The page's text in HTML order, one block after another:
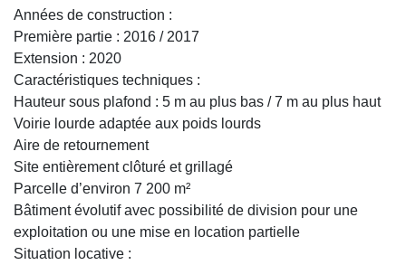
Années de construction :
Première partie : 2016 / 2017
Extension : 2020
Caractéristiques techniques :
Hauteur sous plafond : 5 m au plus bas / 7 m au plus haut
Voirie lourde adaptée aux poids lourds
Aire de retournement
Site entièrement clôturé et grillagé
Parcelle d’environ 7 200 m²
Bâtiment évolutif avec possibilité de division pour une
exploitation ou une mise en location partielle
Situation locative :